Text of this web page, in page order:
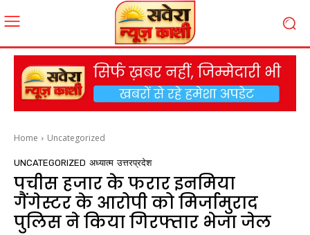
Home Uncategorized
UNCATEGORIZED अध्यात्म उत्तरप्रदेश
पचीस हजार के फरार इनमिया
गैंगेस्टर के आरोपी को मिर्जामुराद
पुलिस ने किया गिरफ्तार भेजा जेल